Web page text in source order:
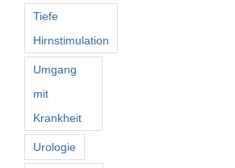
Tiefe
Hirnstimulation
Umgang
mit
Krankheit
Urologie